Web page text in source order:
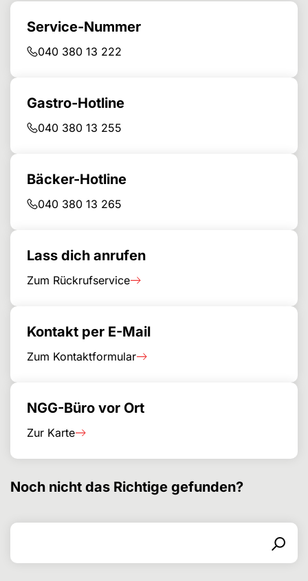
Service-Nummer
040 380 13 222
Gastro-Hotline
040 380 13 255
Bäcker-Hotline
040 380 13 265
Lass dich anrufen
Zum Rückrufservice
Kontakt per E-Mail
Zum Kontaktformular
NGG-Büro vor Ort
Zur Karte
Noch nicht das Richtige gefunden?
Search for
Search